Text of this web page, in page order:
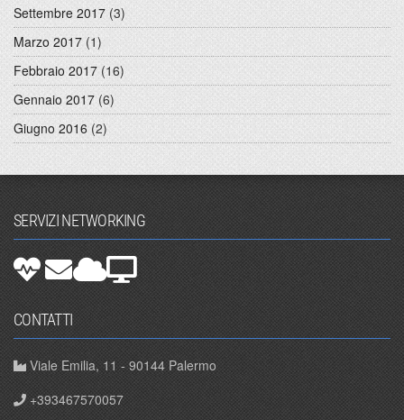
Settembre 2017 (3)
Marzo 2017 (1)
Febbraio 2017 (16)
Gennaio 2017 (6)
Giugno 2016 (2)
SERVIZI NETWORKING
CONTATTI
Viale Emilia, 11 - 90144 Palermo
+393467570057